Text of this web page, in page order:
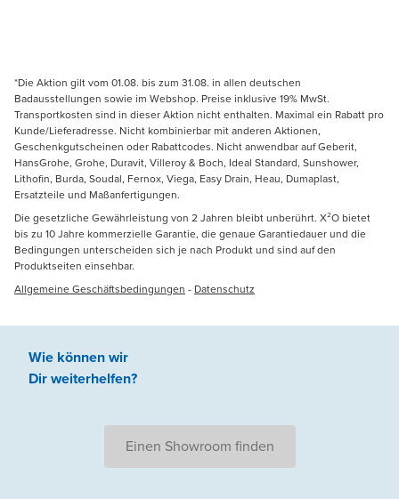
*Die Aktion gilt vom 01.08. bis zum 31.08. in allen deutschen
Badausstellungen sowie im Webshop. Preise inklusive 19% MwSt.
Transportkosten sind in dieser Aktion nicht enthalten. Maximal ein Rabatt pro
Kunde/Lieferadresse. Nicht kombinierbar mit anderen Aktionen,
Geschenkgutscheinen oder Rabattcodes. Nicht anwendbar auf Geberit,
HansGrohe, Grohe, Duravit, Villeroy & Boch, Ideal Standard, Sunshower,
Lithofin, Burda, Soudal, Fernox, Viega, Easy Drain, Heau, Dumaplast,
Ersatzteile und Maßanfertigungen.
Die gesetzliche Gewährleistung von 2 Jahren bleibt unberührt. X²O bietet
bis zu 10 Jahre kommerzielle Garantie, die genaue Garantiedauer und die
Bedingungen unterscheiden sich je nach Produkt und sind auf den
Produktseiten einsehbar.
Allgemeine Geschäftsbedingungen - Datenschutz
Wie können wir
Dir weiterhelfen?
Einen Showroom finden